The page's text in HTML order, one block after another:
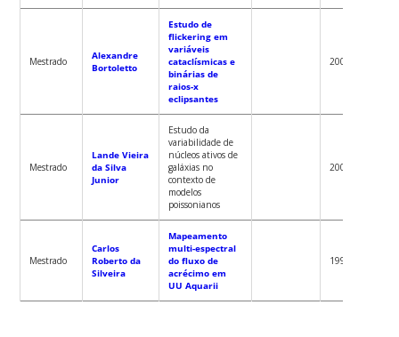
Mestrado
Alexandre
Bortoletto
Estudo de
flickering em
variáveis
cataclísmicas e
binárias de
raios-x
eclipsantes
2001
Mestrado
Lande Vieira
da Silva
Junior
Estudo da
variabilidade de
núcleos ativos de
galáxias no
contexto de
modelos
poissonianos
2000
Mestrado
Carlos
Roberto da
Silveira
Mapeamento
multi-espectral
do fluxo de
acrécimo em
UU Aquarii
1998